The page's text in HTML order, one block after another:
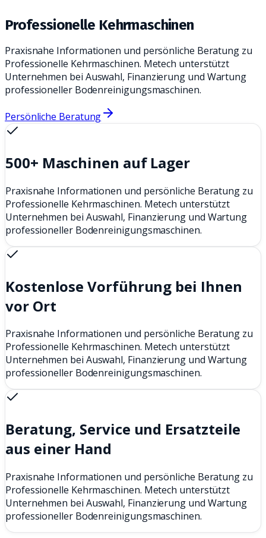
Professionelle Kehrmaschinen
Praxisnahe Informationen und persönliche Beratung zu
Professionelle Kehrmaschinen. Metech unterstützt
Unternehmen bei Auswahl, Finanzierung und Wartung
professioneller Bodenreinigungsmaschinen.
Persönliche Beratung
500+ Maschinen auf Lager
Praxisnahe Informationen und persönliche Beratung zu
Professionelle Kehrmaschinen. Metech unterstützt
Unternehmen bei Auswahl, Finanzierung und Wartung
professioneller Bodenreinigungsmaschinen.
Kostenlose Vorführung bei Ihnen
vor Ort
Praxisnahe Informationen und persönliche Beratung zu
Professionelle Kehrmaschinen. Metech unterstützt
Unternehmen bei Auswahl, Finanzierung und Wartung
professioneller Bodenreinigungsmaschinen.
Beratung, Service und Ersatzteile
aus einer Hand
Praxisnahe Informationen und persönliche Beratung zu
Professionelle Kehrmaschinen. Metech unterstützt
Unternehmen bei Auswahl, Finanzierung und Wartung
professioneller Bodenreinigungsmaschinen.